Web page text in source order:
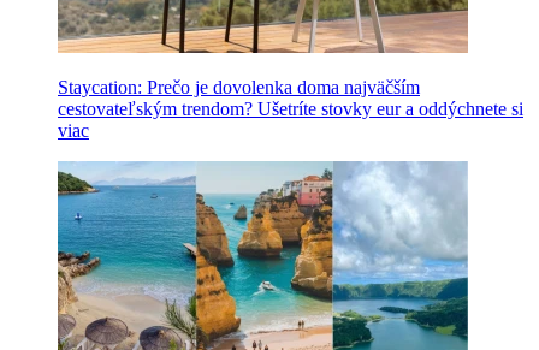
Staycation: Prečo je dovolenka doma najväčším
cestovateľským trendom? Ušetríte stovky eur a oddýchnete si
viac